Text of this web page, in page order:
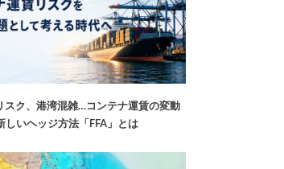
スク、港湾混雑…コンテナ運賃の変動
しいヘッジ方法「FFA」とは